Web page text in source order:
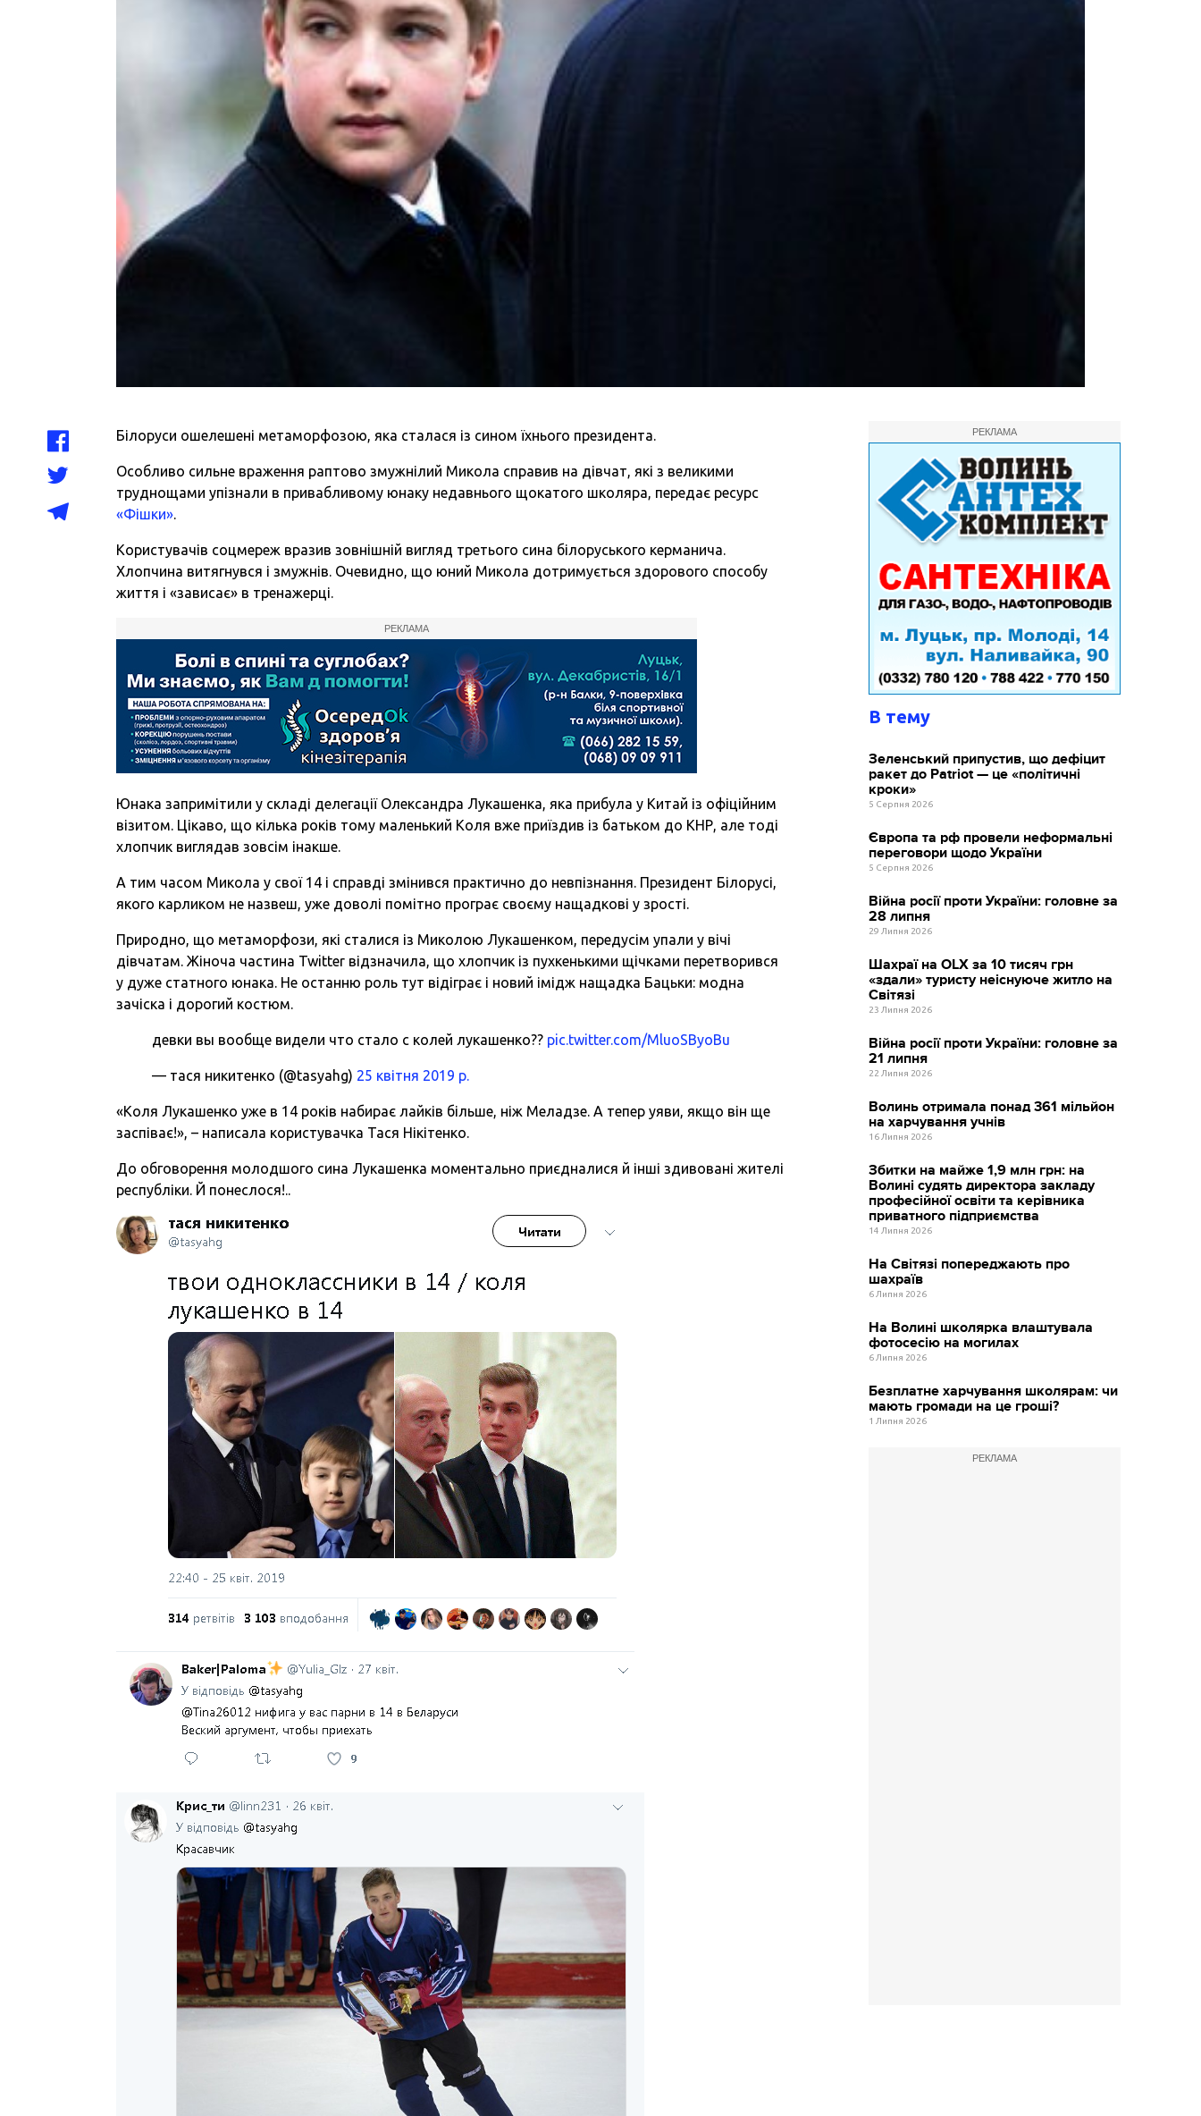
Білоруси ошелешені метаморфозою, яка сталася із сином їхнього президента.
Особливо сильне враження раптово змужнілий Микола справив на дівчат, які з великими
труднощами упізнали в привабливому юнаку недавнього щокатого школяра, передає ресурс
«Фішки».
Користувачів соцмереж вразив зовнішній вигляд третього сина білоруського керманича.
Хлопчина витягнувся і змужнів. Очевидно, що юний Микола дотримується здорового способу
життя і «зависає» в тренажерці.
РЕКЛАМА
Юнака запримітили у складі делегації Олександра Лукашенка, яка прибула у Китай із офіційним
візитом. Цікаво, що кілька років тому маленький Коля вже приїздив із батьком до КНР, але тоді
хлопчик виглядав зовсім інакше.
А тим часом Микола у свої 14 і справді змінився практично до невпізнання. Президент Білорусі,
якого карликом не назвеш, уже доволі помітно програє своєму нащадкові у зрості.
Природно, що метаморфози, які сталися із Миколою Лукашенком, передусім упали у вічі
дівчатам. Жіноча частина Twitter відзначила, що хлопчик із пухкенькими щічками перетворився
у дуже статного юнака. Не останню роль тут відіграє і новий імідж нащадка Бацьки: модна
зачіска і дорогий костюм.
девки вы вообще видели что стало с колей лукашенко?? pic.twitter.com/MluoSByoBu
— тася никитенко (@tasyahg) 25 квітня 2019 р.
«Коля Лукашенко уже в 14 років набирає лайків більше, ніж Меладзе. А тепер уяви, якщо він ще
заспіває!», – написала користувачка Тася Нікітенко.
До обговорення молодшого сина Лукашенка моментально приєдналися й інші здивовані жителі
республіки. Й понеслося!..
РЕКЛАМА
В тему
Зеленський припустив, що дефіцит
ракет до Patriot — це «політичні
кроки»
5 Серпня 2026
Європа та рф провели неформальні
переговори щодо України
5 Серпня 2026
Війна росії проти України: головне за
28 липня
29 Липня 2026
Шахраї на OLX за 10 тисяч грн
«здали» туристу неіснуюче житло на
Світязі
23 Липня 2026
Війна росії проти України: головне за
21 липня
22 Липня 2026
Волинь отримала понад 361 мільйон
на харчування учнів
16 Липня 2026
Збитки на майже 1,9 млн грн: на
Волині судять директора закладу
професійної освіти та керівника
приватного підприємства
14 Липня 2026
На Світязі попереджають про
шахраїв
6 Липня 2026
На Волині школярка влаштувала
фотосесію на могилах
6 Липня 2026
Безплатне харчування школярам: чи
мають громади на це гроші?
1 Липня 2026
РЕКЛАМА